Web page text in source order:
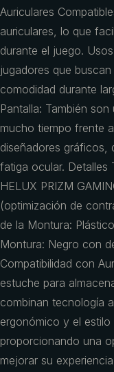
Auriculares
auriculares, lo que
durante el juego.
jugadores que
comodidad durante
Pantalla: También
mucho tiempo frente
diseñadores gráficos,
fatiga ocular. Detalles
HELUX PRIZM
(optimización de
de la Montura:
Montura: Negro con
Compatibilidad con
estuche para
combinan tecnología
ergonómico y el
proporcionando una
mejorar su